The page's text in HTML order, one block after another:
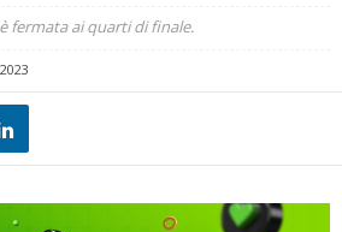
fermata ai quarti di finale.